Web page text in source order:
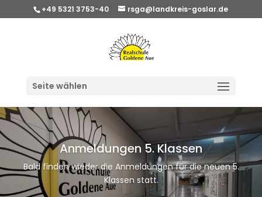
+49 5321 3753-40 rsga@landkreis-goslar.de
Seite wählen
Anmeldungen 5. Klassen
Bald finden wieder die Anmeldungen für die neuen 5.
Klassen statt.